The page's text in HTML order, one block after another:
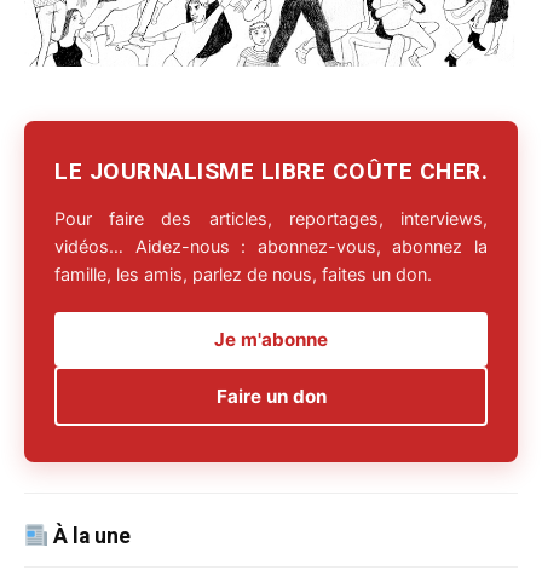
LE JOURNALISME LIBRE COÛTE CHER.
Pour faire des articles, reportages, interviews,
vidéos… Aidez-nous : abonnez-vous, abonnez la
famille, les amis, parlez de nous, faites un don.
Je m'abonne
Faire un don
À la une